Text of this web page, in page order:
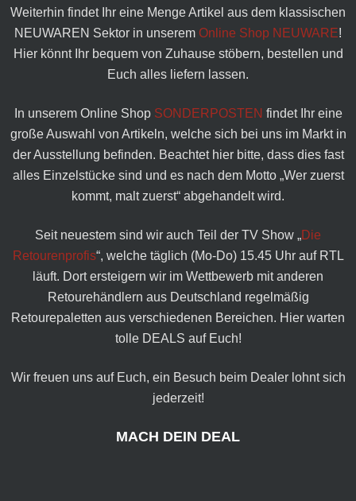
Weiterhin findet Ihr eine Menge Artikel aus dem klassischen
NEUWAREN Sektor in unserem Online Shop NEUWARE!
Hier könnt Ihr bequem von Zuhause stöbern, bestellen und
Euch alles liefern lassen.
In unserem Online Shop SONDERPOSTEN findet Ihr eine
große Auswahl von Artikeln, welche sich bei uns im Markt in
der Ausstellung befinden. Beachtet hier bitte, dass dies fast
alles Einzelstücke sind und es nach dem Motto „Wer zuerst
kommt, malt zuerst“ abgehandelt wird.
Seit neuestem sind wir auch Teil der TV Show „Die
Retourenprofis“, welche täglich (Mo-Do) 15.45 Uhr auf RTL
läuft. Dort ersteigern wir im Wettbewerb mit anderen
Retourehändlern aus Deutschland regelmäßig
Retourepaletten aus verschiedenen Bereichen. Hier warten
tolle DEALS auf Euch!
Wir freuen uns auf Euch, ein Besuch beim Dealer lohnt sich
jederzeit!
MACH DEIN DEAL